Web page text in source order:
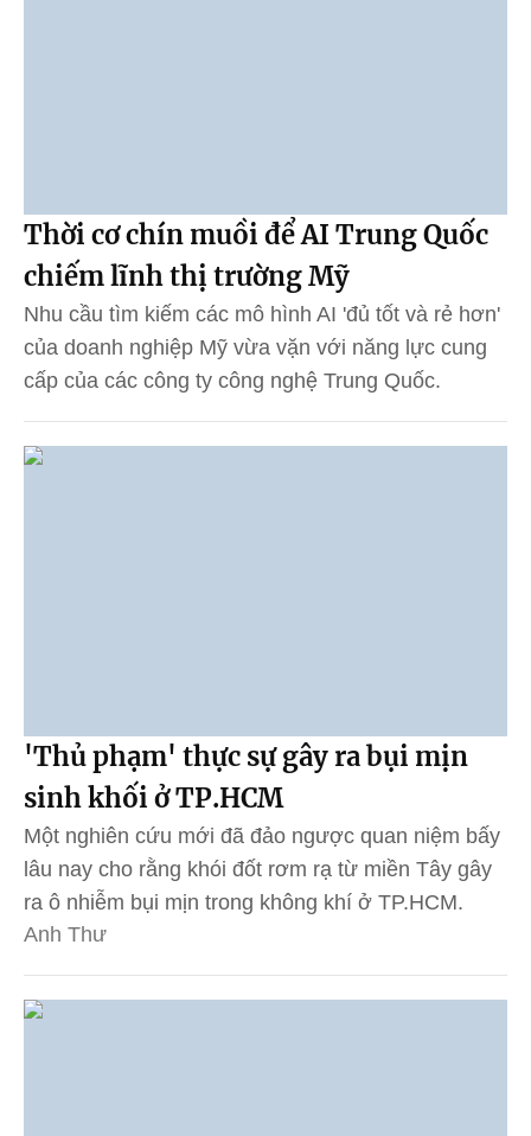
Thời cơ chín muồi để AI Trung Quốc
chiếm lĩnh thị trường Mỹ
Nhu cầu tìm kiếm các mô hình AI 'đủ tốt và rẻ hơn'
của doanh nghiệp Mỹ vừa vặn với năng lực cung
cấp của các công ty công nghệ Trung Quốc.
'Thủ phạm' thực sự gây ra bụi mịn
sinh khối ở TP.HCM
Một nghiên cứu mới đã đảo ngược quan niệm bấy
lâu nay cho rằng khói đốt rơm rạ từ miền Tây gây
ra ô nhiễm bụi mịn trong không khí ở TP.HCM.
Anh Thư